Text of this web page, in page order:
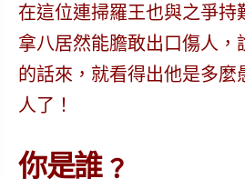
在這位連掃羅王也與之爭持
拿八居然能膽敢出口傷人，
的話來，就看得出他是多麼
人了！
你是誰﹖